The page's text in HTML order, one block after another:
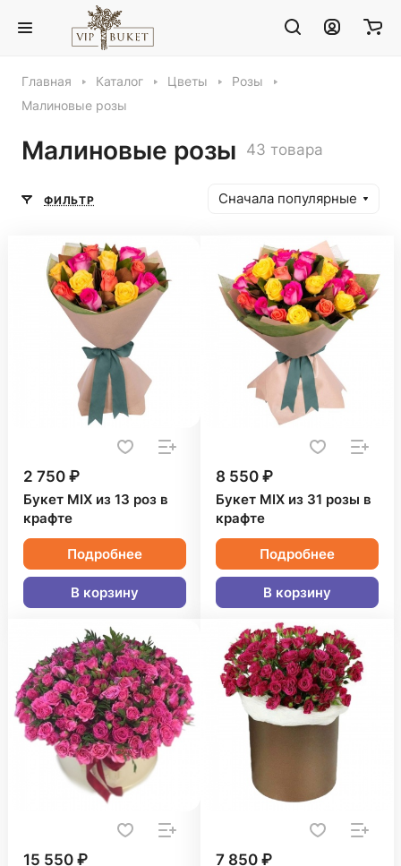
Главная Каталог Цветы
Розы
Малиновые розы
Малиновые розы 43 товара
ФИЛЬТР Сначала популярные
2 750 ₽
Букет MIX из 13 роз в
крафте
Подробнее
В корзину
8 550 ₽
Букет MIX из 31 розы в
крафте
Подробнее
В корзину
15 550 ₽ 7 850 ₽